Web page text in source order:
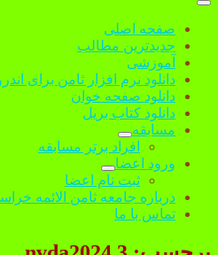
الائمه
(ع)
خراسان
رضوی
open
صفحه اصلی
جدیدترین مطالب
آموزشی
دانلود نرم افزار ثامن برای
دانلود صفحه خوان
دانلود کتاب بریل
مسابقه
open
dropdown
menu
افراد برتر مسابقه
ورود اعضا
open
dropdown
menu
ثبت نام اعضا
درباره جامعه ثامن الائمه
تماس با ما